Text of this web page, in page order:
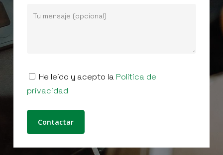
He leído y acepto la Política de
privacidad